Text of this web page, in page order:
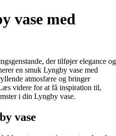
vase med
der tilføjer elegance og
en smuk Lyngby vase med
atmosfære og bringer
videre for at få inspiration til,
i din Lyngby vase.
vase